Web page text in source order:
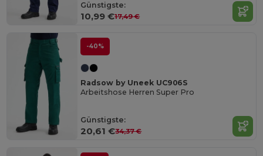
Günstigste:
10,99 €17,49 €
-40%
Radsow by Uneek UC906S
Arbeitshose Herren Super Pro
Günstigste:
20,61 €34,37 €